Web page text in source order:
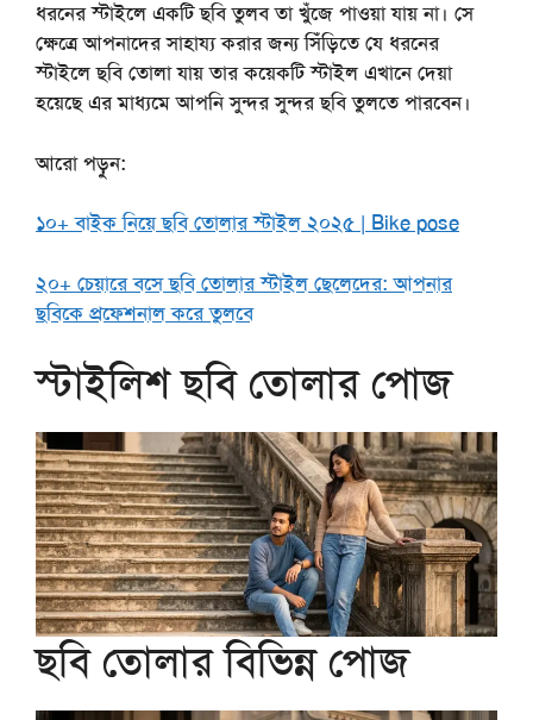
ধরনের স্টাইলে একটি ছবি তুলব তা খুঁজে পাওয়া যায় না। সে
ক্ষেত্রে আপনাদের সাহায্য করার জন্য সিঁড়িতে যে ধরনের
স্টাইলে ছবি তোলা যায় তার কয়েকটি স্টাইল এখানে দেয়া
হয়েছে এর মাধ্যমে আপনি সুন্দর সুন্দর ছবি তুলতে পারবেন।
আরো পড়ুন:
১০+ বাইক নিয়ে ছবি তোলার স্টাইল ২০২৫ | Bike pose
২০+ চেয়ারে বসে ছবি তোলার স্টাইল ছেলেদের: আপনার
ছবিকে প্রফেশনাল করে তুলবে
স্টাইলিশ ছবি তোলার পোজ
ছবি তোলার বিভিন্ন পোজ